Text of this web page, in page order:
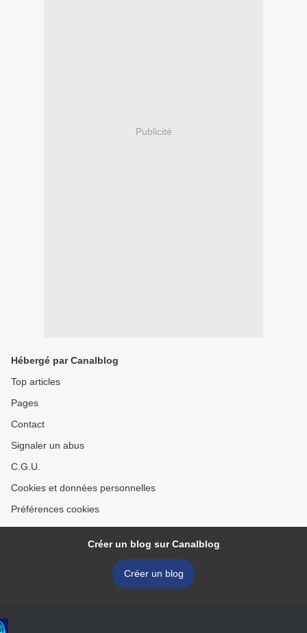
Publicité
Hébergé par Canalblog
Top articles
Pages
Contact
Signaler un abus
C.G.U.
Cookies et données personnelles
Préférences cookies
Créer un blog sur Canalblog
Créer un blog